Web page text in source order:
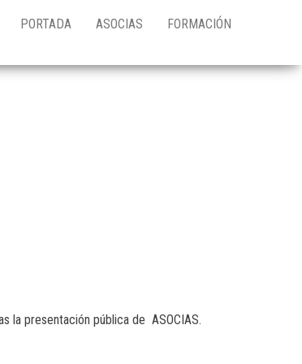
PORTADA ASOCIAS FORMACIÓN
la presentación pública de ASOCIAS.